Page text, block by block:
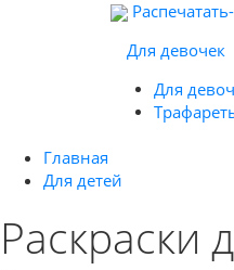
Для девочек
Для
Главная
Для детей
Раскраски